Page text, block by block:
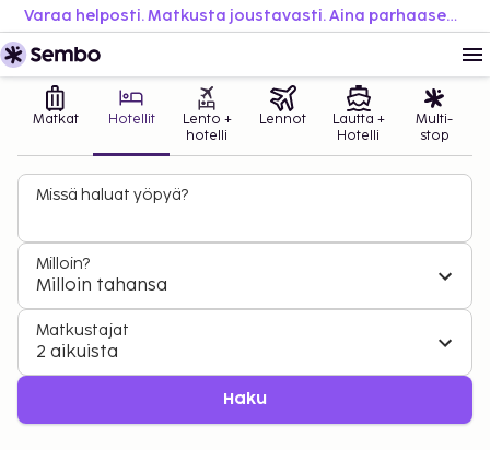
Varaa helposti. Matkusta joustavasti. Aina parhaaseen hintaan.
Matkat Hotellit
Lento +
hotelli
Lennot
Lautta +
Hotelli
Multi-
stop
Missä haluat yöpyä?
Milloin?
Milloin tahansa
Matkustajat
2 aikuista
Haku